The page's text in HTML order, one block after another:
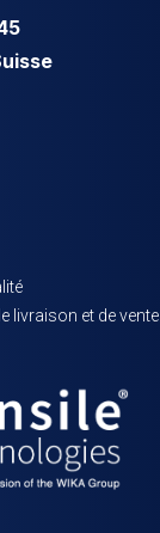
livraison et de vente